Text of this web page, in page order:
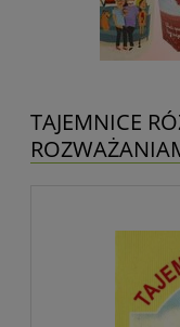
TAJEMNICE